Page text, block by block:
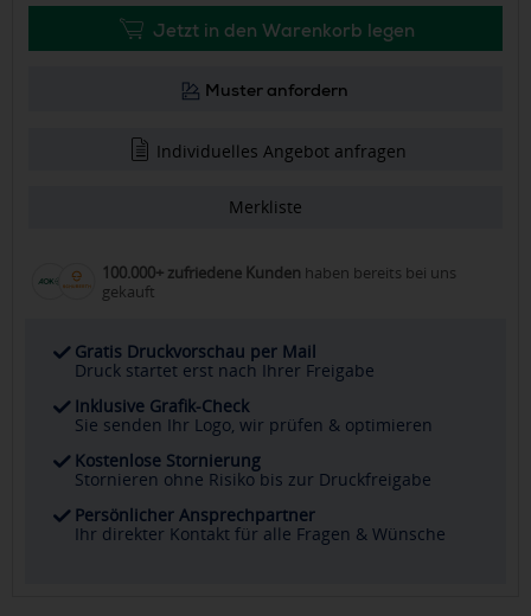
Jetzt in den Warenkorb legen
Muster anfordern
Individuelles Angebot anfragen
Merkliste
100.000+ zufriedene Kunden haben bereits bei uns
gekauft
Gratis Druckvorschau per Mail
Druck startet erst nach Ihrer Freigabe
Inklusive Grafik-Check
Sie senden Ihr Logo, wir prüfen & optimieren
Kostenlose Stornierung
Stornieren ohne Risiko bis zur Druckfreigabe
Persönlicher Ansprechpartner
Ihr direkter Kontakt für alle Fragen & Wünsche